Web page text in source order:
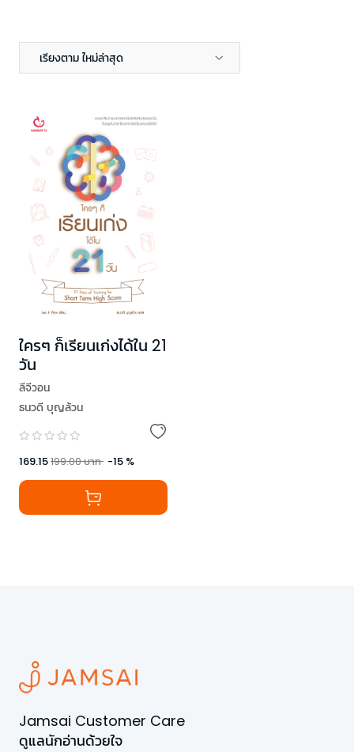
เรียงตาม ใหม่ล่าสุด
ใครๆ ก็เรียนเก่งได้ใน 21
วัน
ลีจีวอน
ธนวดี บุญล้วน
169.15199.00บาท -15 %
Jamsai Customer Care
ดูแลนักอ่านด้วยใจ